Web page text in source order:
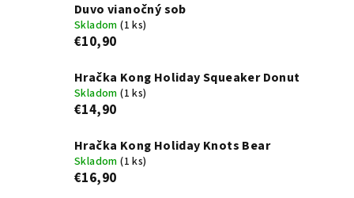
Duvo vianočný sob
Skladom(1 ks)
€10,90
Hračka Kong Holiday Squeaker Donut
Skladom(1 ks)
€14,90
Hračka Kong Holiday Knots Bear
Skladom(1 ks)
€16,90